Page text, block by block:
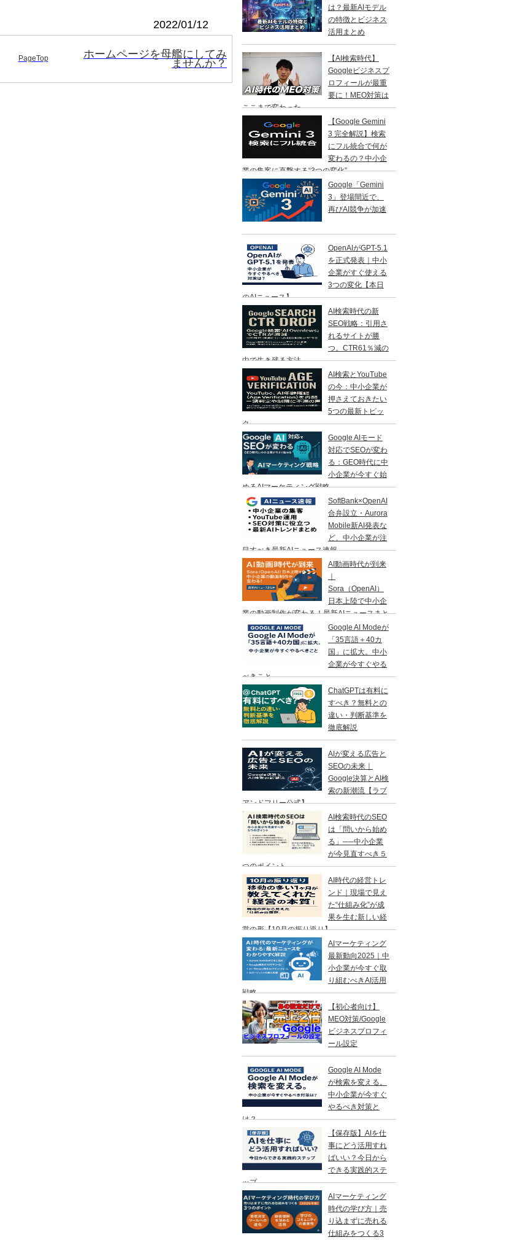
2022/01/12
PageTop ホームページを母艦にしてみ
ませんか？
は？最新AIモデル
の特徴とビジネス
活用まとめ
【AI検索時代】
Googleビジネスプ
ロフィールが最重
要に！MEO対策は
ここまで変わった
【Google Gemini
3 完全解説】検索
にフル統合で何が
変わるの？中小企
業の集客に直撃する“3つの変化”
Google「Gemini
3」登場間近で、
再びAI競争が加速
OpenAIがGPT-5.1
を正式発表｜中小
企業がすぐ使える
3つの変化【本日
のAIニュース】
AI検索時代の新
SEO戦略：引用さ
れるサイトが勝
つ。CTR61％減の
中で生き残る方法
AI検索とYouTube
の今：中小企業が
押さえておきたい
5つの最新トピッ
ク
Google AIモード
対応でSEOが変わ
る：GEO時代に中
小企業が今すぐ始
めるAIマーケティング戦略
SoftBank×OpenAI
合弁設立・Aurora
Mobile新AI発表な
ど、中小企業が注
目すべき最新AIニュース速報
AI動画時代が到来
Sora（OpenAI）
日本上陸で中小企
業の動画制作が変わる！最新AIニュースまと
め
Google AI Modeが
「35言語＋40カ
国」に拡大。中小
企業が今すぐやる
べきこと
ChatGPTは有料に
すべき？無料との
違い・判断基準を
徹底解説
AIが変える広告と
SEOの未来｜
Google決算とAI検
索の新潮流【ラブ
アンドフリー公式】
AI検索時代のSEO
は「問いから始め
る」──中小企業
が今見直すべき５
つのポイント
AI時代の経営トレ
ンド｜現場で見え
た“仕組み化”が成
果を生む新しい経
営の形【10月の振り返り】
AIマーケティング
最新動向2025｜中
小企業が今すぐ取
り組むべきAI活用
戦略
【初心者向け】
MEO対策/Google
ビジネスプロフィ
ール設定
Google AI Mode
が検索を変える。
中小企業が今すぐ
やるべき対策と
は？
【保存版】AIを仕
事にどう活用すれ
ばいい？今日から
できる実践的ステ
ップ
AIマーケティング
時代の学び方｜売
り込まずに売れる
仕組みをつくる3